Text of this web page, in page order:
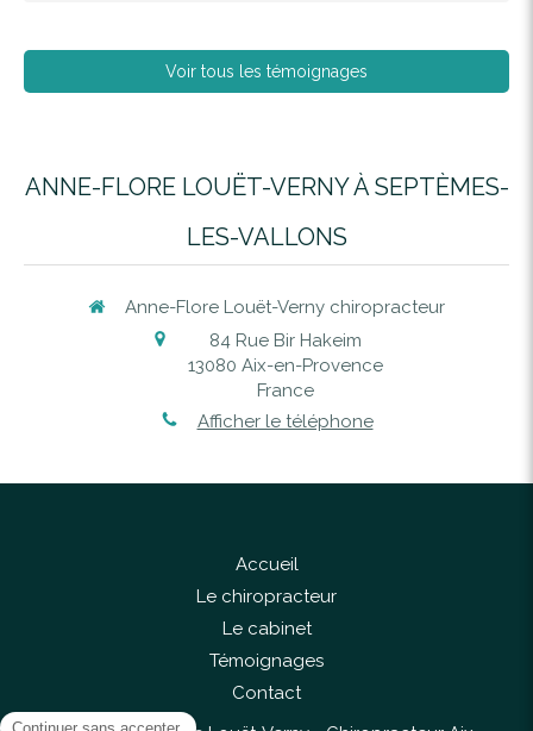
Voir tous les témoignages
ANNE-FLORE LOUËT-VERNY À SEPTÈMES-
LES-VALLONS
Anne-Flore Louët-Verny chiropracteur
84 Rue Bir Hakeim
13080 Aix-en-Provence
France
Afficher le téléphone
Accueil
Le chiropracteur
Le cabinet
Témoignages
Contact